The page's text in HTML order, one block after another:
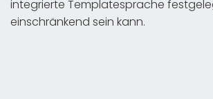
integrierte Templatesprache
einschränkend sein kann.